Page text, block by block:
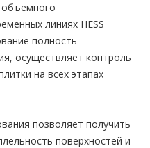
линиях HESS
полность
осуществляет контроль
на всех этапах
позволяет получить
поверхностей и